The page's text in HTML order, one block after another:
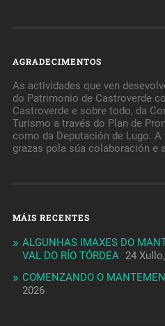
AGRADECIMENTOS
As actividades que ven
do Patrimonio de Castroverde
Castroverde e sobre todo, da
Turismo a través do Plan de
como da Deputación de Lugo.
grazas pola súa colaboración e
MÁIS RECENTES
ALGUNHAS IMAXES DO
VAL DO RÍO TÓRDEA 24
COMENZANDO O
2026